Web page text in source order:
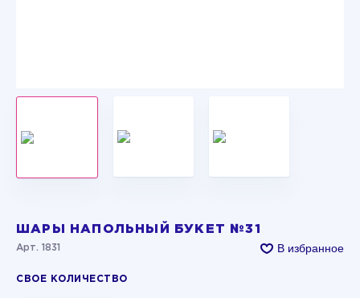
ШАРЫ НАПОЛЬНЫЙ БУКЕТ №31
Арт. 1831 В избранное
СВОЕ КОЛИЧЕСТВО